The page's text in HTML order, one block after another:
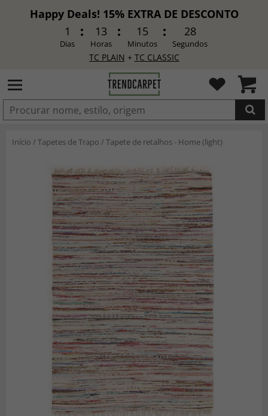
Happy Deals! 15% EXTRA DE DESCONTO
1
Dias
13
Horas
15
Minutos
26
Segundos
TC PLAIN + TC CLASSIC
ADICIONADO
Início /Tapetes de Trapo /Tapete de retalhos - Home (light)